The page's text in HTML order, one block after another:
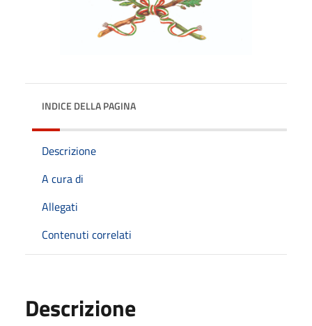
INDICE DELLA PAGINA
Descrizione
A cura di
Allegati
Contenuti correlati
Descrizione